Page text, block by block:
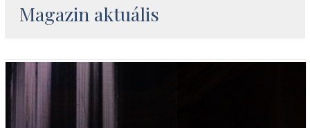
Magazin aktuális